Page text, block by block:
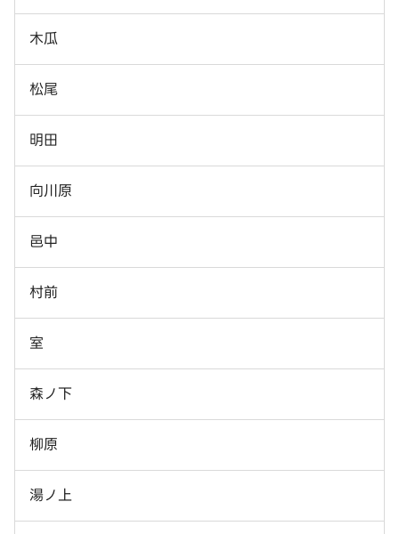
木瓜
松尾
明田
向川原
邑中
村前
室
森ノ下
柳原
湯ノ上